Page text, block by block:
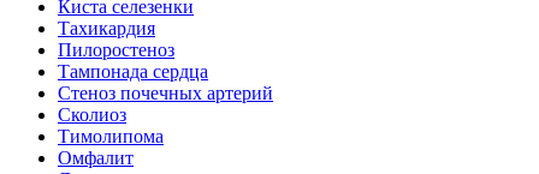
Киста селезенки
Тахикардия
Пилоростеноз
Тампонада сердца
Стеноз почечных артерий
Сколиоз
Тимолипома
Омфалит